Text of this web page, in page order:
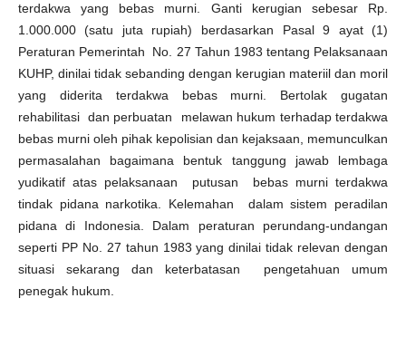
terdakwa yang bebas murni. Ganti kerugian sebesar Rp.
1.000.000 (satu juta rupiah) berdasarkan Pasal 9 ayat (1)
Peraturan Pemerintah No. 27 Tahun 1983 tentang Pelaksanaan
KUHP, dinilai tidak sebanding dengan kerugian materiil dan moril
yang diderita terdakwa bebas murni. Bertolak gugatan
rehabilitasi dan perbuatan melawan hukum terhadap terdakwa
bebas murni oleh pihak kepolisian dan kejaksaan, memunculkan
permasalahan bagaimana bentuk tanggung jawab lembaga
yudikatif atas pelaksanaan putusan bebas murni terdakwa
tindak pidana narkotika. Kelemahan dalam sistem peradilan
pidana di Indonesia. Dalam peraturan perundang-undangan
seperti PP No. 27 tahun 1983 yang dinilai tidak relevan dengan
situasi sekarang dan keterbatasan pengetahuan umum
penegak hukum.